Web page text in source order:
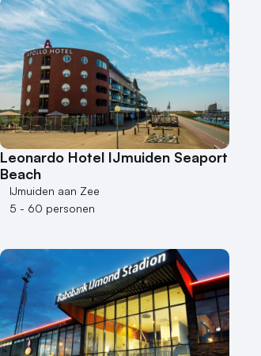
Leonardo Hotel IJmuiden Seaport
Beach
IJmuiden aan Zee
5 - 60 personen